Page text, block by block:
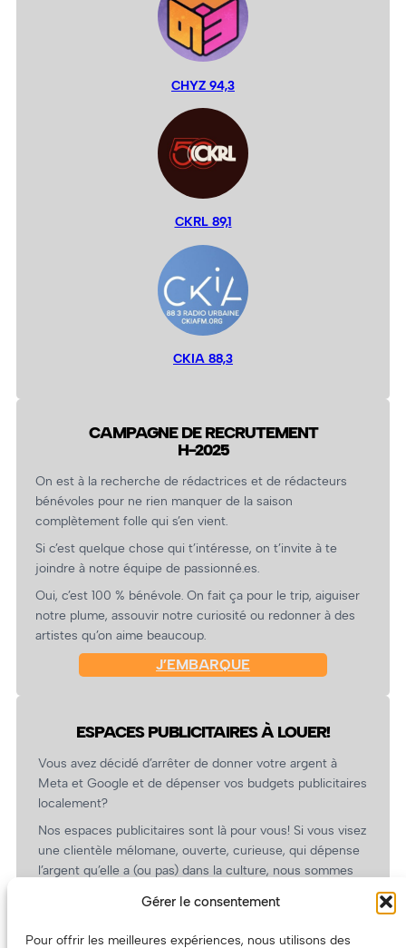
Gérer le consentement
Pour offrir les meilleures expériences, nous utilisons des
CHYZ 94,3
CKRL 89,1
CKIA 88,3
CAMPAGNE DE RECRUTEMENT
H-2025
On est à la recherche de rédactrices et de rédacteurs
bénévoles pour ne rien manquer de la saison
complètement folle qui s’en vient.
Si c’est quelque chose qui t’intéresse, on t’invite à te
joindre à notre équipe de passionné.es.
Oui, c’est 100 % bénévole. On fait ça pour le trip, aiguiser
notre plume, assouvir notre curiosité ou redonner à des
artistes qu’on aime beaucoup.
J’EMBARQUE
ESPACES PUBLICITAIRES À LOUER!
Vous avez décidé d’arrêter de donner votre argent à
Meta et Google et de dépenser vos budgets publicitaires
localement?
Nos espaces publicitaires sont là pour vous! Si vous visez
une clientèle mélomane, ouverte, curieuse, qui dépense
l’argent qu’elle a (ou pas) dans la culture, nous sommes
revient.